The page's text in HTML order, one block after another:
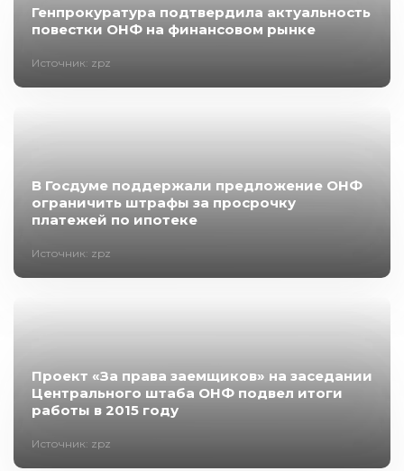
Генпрокуратура подтвердила актуальность
повестки ОНФ на финансовом рынке
Источник: zpz
В Госдуме поддержали предложение ОНФ
ограничить штрафы за просрочку
платежей по ипотеке
Источник: zpz
Проект «За права заемщиков» на заседании
Центрального штаба ОНФ подвел итоги
работы в 2015 году
Источник: zpz